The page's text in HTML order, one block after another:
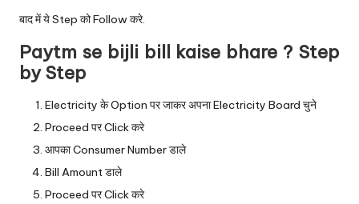
बाद में ये Step को Follow करे.
Paytm se bijli bill kaise bhare ? Step
by Step
Electricity के Option पर जाकर अपना Electricity Board चुने
Proceed पर Click करे
आपका Consumer Number डाले
Bill Amount डाले
Proceed पर Click करे